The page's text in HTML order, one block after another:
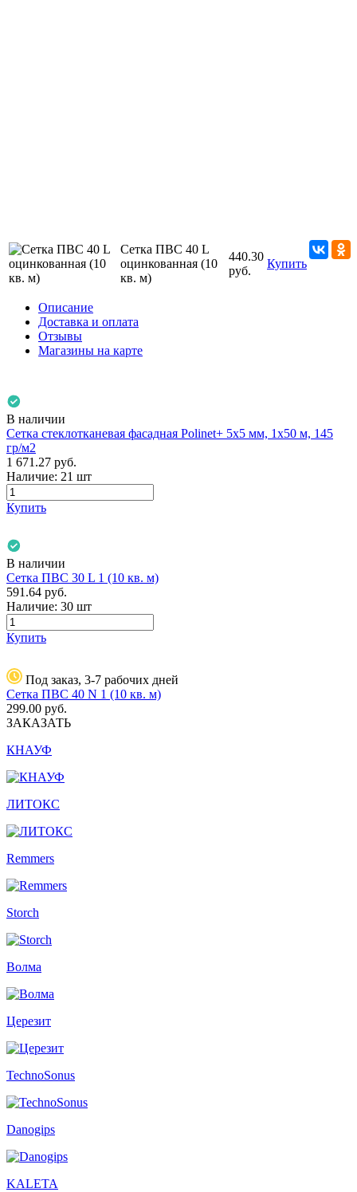
Сетка ПВС 40 L
оцинкованная (10
кв. м)
440.30
руб.
Купить
Описание
Доставка и оплата
Отзывы
Магазины на карте
В наличии
Сетка стеклотканевая фасадная Polinet+ 5х5 мм, 1х50 м, 145
гр/м2
1 671.27 руб.
Наличие: 21 шт
Купить
В наличии
Сетка ПВС 30 L 1 (10 кв. м)
591.64 руб.
Наличие: 30 шт
Купить
Под заказ, 3-7 рабочих дней
Сетка ПВС 40 N 1 (10 кв. м)
299.00 руб.
ЗАКАЗАТЬ
КНАУФ
ЛИТОКС
Remmers
Storch
Волма
Церезит
TechnoSonus
Danogips
KALETA